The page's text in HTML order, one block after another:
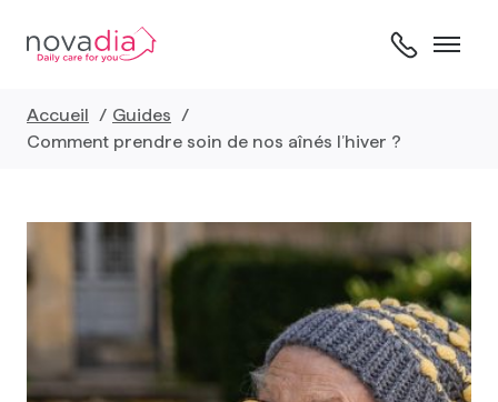
content
Accueil
Guides
Comment prendre soin de nos aînés l’hiver ?